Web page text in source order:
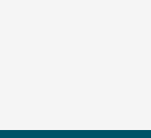
di posta elettronica)